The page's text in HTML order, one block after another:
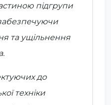
підгрупи
та ущільнення
до
техніки